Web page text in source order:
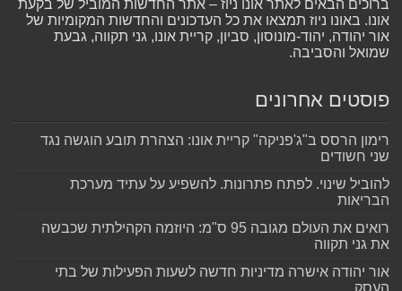
ברוכים הבאים לאתר אונו ניוז – אתר החדשות המוביל של בקעת
אונו. באונו ניוז תמצאו את כל העדכונים והחדשות המקומיות של
אור יהודה, יהוד-מונוסון, סביון, קריית אונו, גני תקווה, גבעת
שמואל והסביבה.
פוסטים אחרונים
רימון הרסס ב"ג'פניקה" קריית אונו: הצהרת תובע הוגשה נגד
שני חשודים
להוביל שינוי. לפתח פתרונות. להשפיע על עתיד מערכת
הבריאות
רואים את העולם מגובה 95 ס"מ: היוזמה הקהילתית שכבשה
את גני תקווה
אור יהודה אישרה מדיניות חדשה לשעות הפעילות של בתי